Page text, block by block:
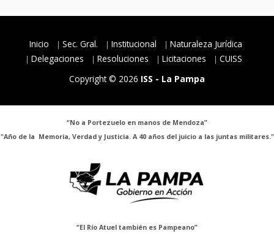
Inicio Sec. Gral. Institucional
Naturaleza Jurídica
Delegaciones
Resoluciones Licitaciones
CUISS
Copyright © 2026 ISS - La Pampa
“No a Portezuelo en manos de Mendoza”
"Año de la Memoria, Verdad y Justicia. A 40 años del juicio a las juntas militares."
“El Río Atuel también es Pampeano”